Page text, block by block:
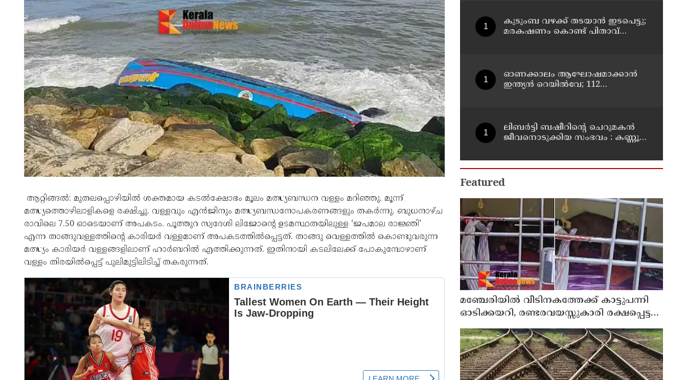
ആറ്റിങ്ങൽ: മുതലപ്പൊഴിയിൽ ശക്തമായ കടൽക്ഷോഭം മൂലം മത്സ്യബന്ധന വള്ളം മറിഞ്ഞു. മൂന്ന്
മത്സ്യത്തൊഴിലാളികളെ രക്ഷിച്ചു. വള്ളവും എൻജിനും മത്സ്യബന്ധനോപകരണങ്ങളും തകർന്നു. ബുധനാഴ്ച
രാവിലെ 7.50 ഓടെയാണ് അപകടം. പൂത്തുറ സ്വദേശി ലിജോന്റെ ഉടമസ്ഥതയിലുള്ള ‘ജപമാല രാജ്ഞി’
എന്ന താങ്ങുവള്ളത്തിന്റെ കാരിയർ വള്ളമാണ് അപകടത്തിൽപ്പെട്ടത്. താങ്ങു വെള്ളത്തിൽ കൊണ്ടുവരുന്ന
മത്സ്യം കാരിയർ വള്ളങ്ങളിലാണ് ഹാർബറിൽ എത്തിക്കുന്നത്. ഇതിനായി കടലിലേക്ക് പോകുമ്പോഴാണ്
വള്ളം തിരയിൽപ്പെട്ട് പുലിമുട്ടിലിടിച്ച് തകരുന്നത്.
കുടുംബ വഴക്ക് തടയാന്‍ ഇടപെട്ടു;
മരകഷണം കൊണ്ട് പിതാവ്
ഓണക്കാലം ആഘോഷമാക്കാൻ
ഇന്ത്യൻ റെയിൽവേ; 112
ലിബർട്ടി ബഷീറിന്റെ ചെറുമകൻ
ജീവനൊടുക്കിയ സംഭവം : കണ്ണൂർ
ഇൻ്റർനാഷനൽ സ്കൂളിലെ പ്രധാന
അധ്യാപികക്കെതിരെ
പരാതിയുമായിബന്ധുക്കൾ
Featured
മഞ്ചേരിയിൽ വീടിനകത്തേക്ക് കാട്ടുപന്നി
ഓടിക്കയറി, രണ്ടരവയസ്സുകാരി രക്ഷപ്പെട്ടത്
തലനാരിഴക്ക്